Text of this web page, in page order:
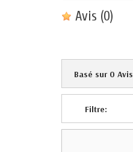
Avis (0)
Basé sur 0 Avis
Filtre: